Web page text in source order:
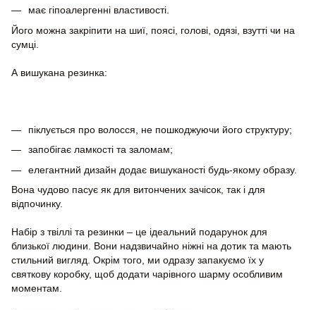
має гіпоалергенні властивості.
Його можна закріпити на шиї, поясі, голові, одязі, взутті чи на
сумці.
А вишукана резинка:
піклується про волосся, не пошкоджуючи його структуру;
запобігає ламкості та заломам;
елегантний дизайн додає вишуканості будь-якому образу.
Вона чудово пасує як для витончених зачісок, так і для
відпочинку.
Набір з твіллі та резинки – це ідеальний подарунок для
близької людини. Вони надзвичайно ніжні на дотик та мають
стильний вигляд. Окрім того, ми одразу запакуємо їх у
святкову коробку, щоб додати чарівного шарму особливим
моментам.